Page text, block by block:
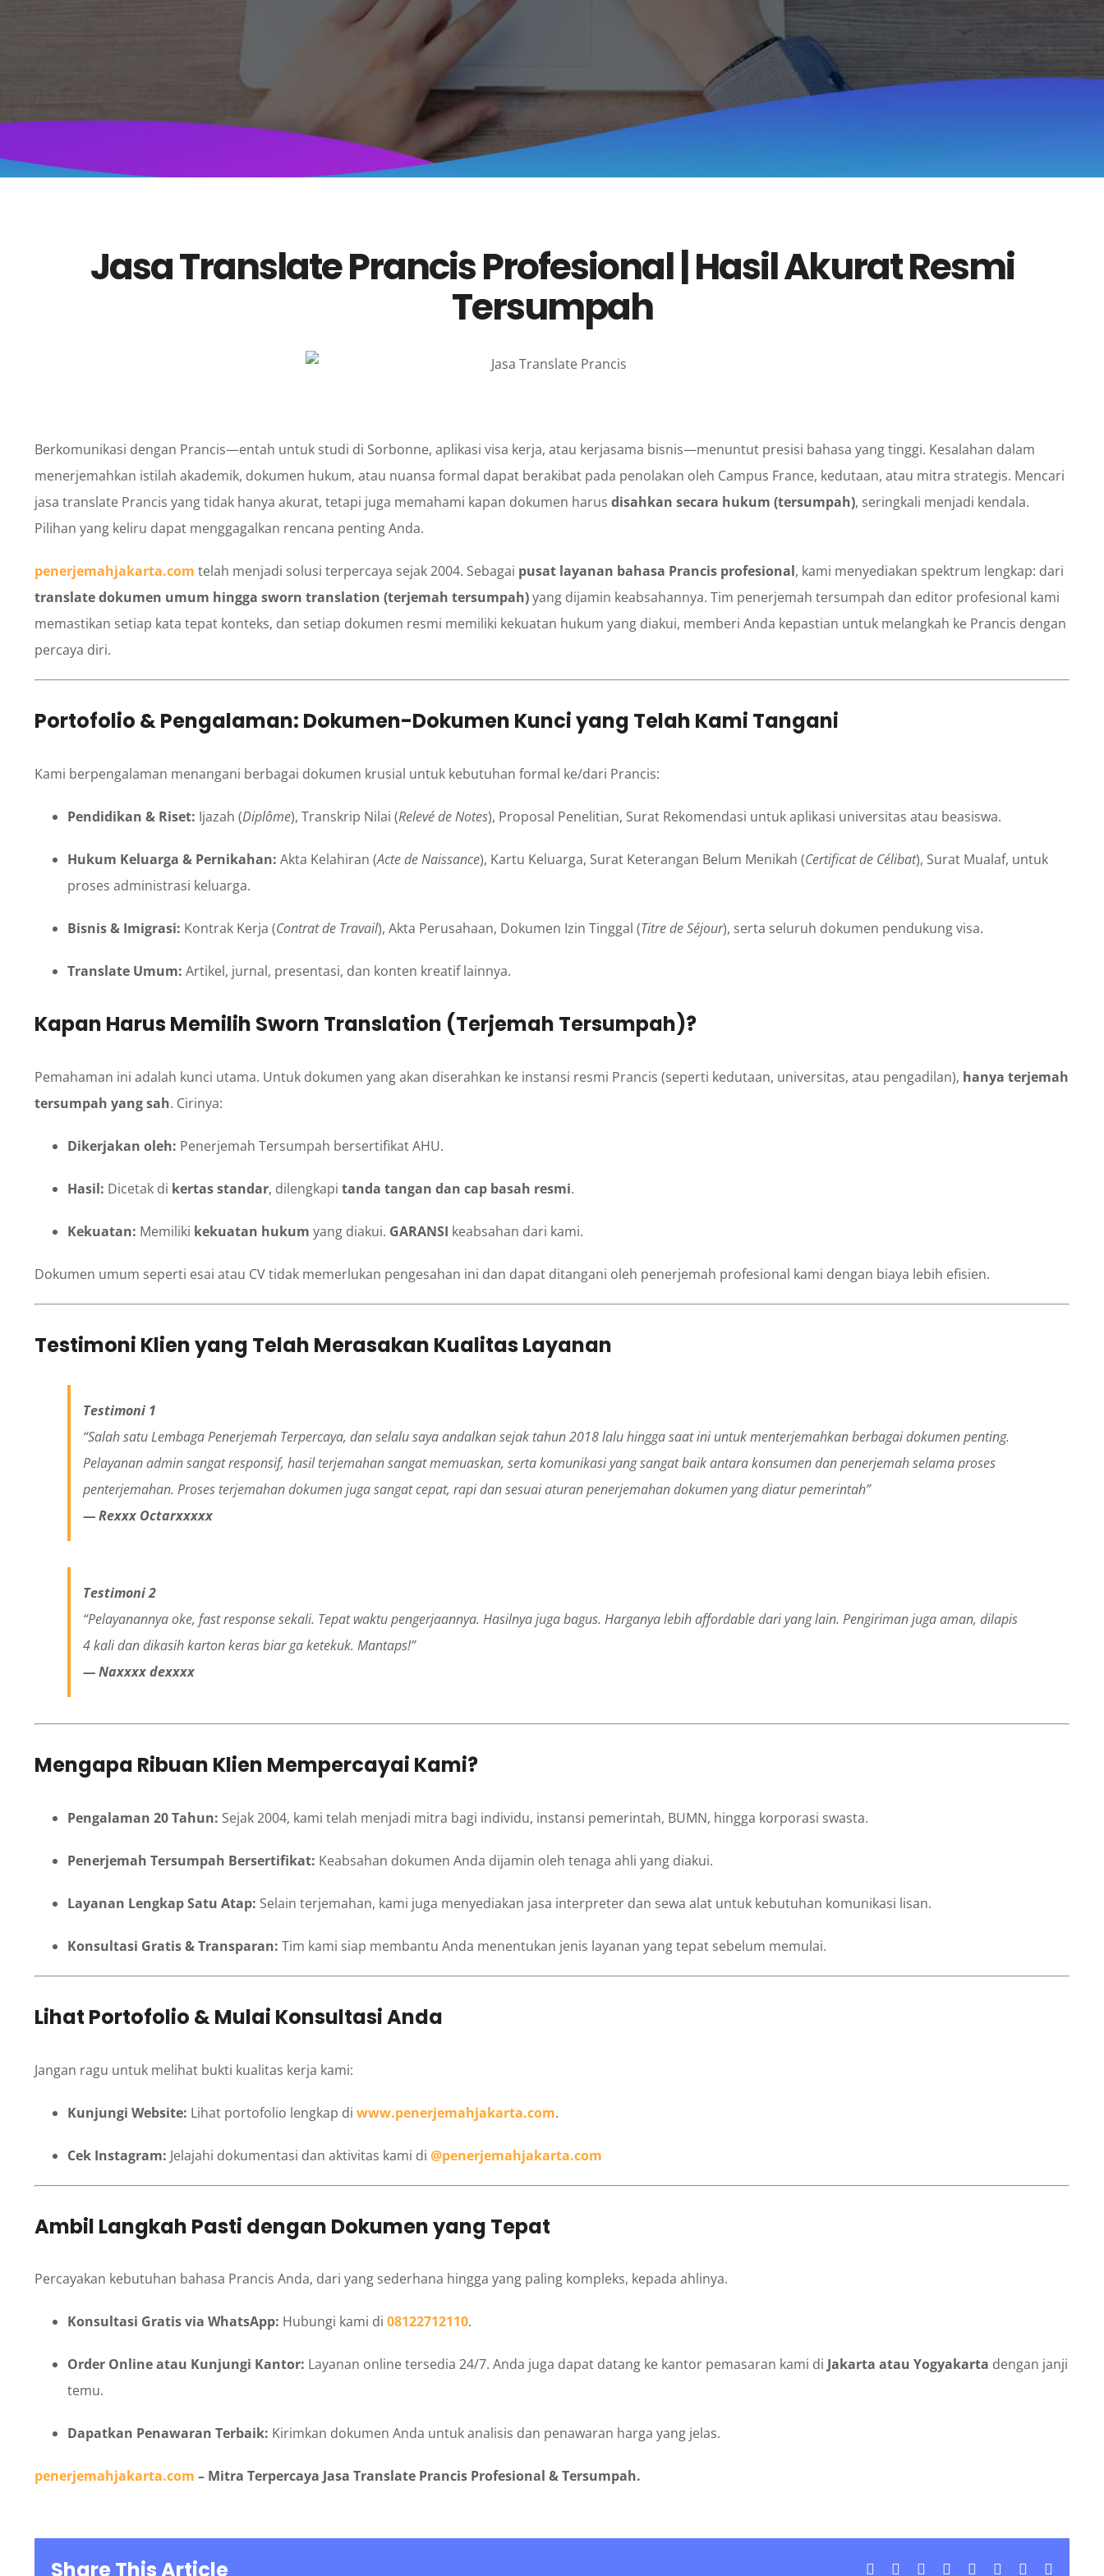
Jasa Translate Prancis Profesional | Hasil Akurat Resmi
Tersumpah
Berkomunikasi dengan Prancis—entah untuk studi di Sorbonne, aplikasi visa kerja, atau kerjasama bisnis—menuntut presisi bahasa yang tinggi. Kesalahan dalam
menerjemahkan istilah akademik, dokumen hukum, atau nuansa formal dapat berakibat pada penolakan oleh Campus France, kedutaan, atau mitra strategis. Mencari
jasa translate Prancis yang tidak hanya akurat, tetapi juga memahami kapan dokumen harus disahkan secara hukum (tersumpah), seringkali menjadi kendala.
Pilihan yang keliru dapat menggagalkan rencana penting Anda.
penerjemahjakarta.com telah menjadi solusi terpercaya sejak 2004. Sebagai pusat layanan bahasa Prancis profesional, kami menyediakan spektrum lengkap: dari
translate dokumen umum hingga sworn translation (terjemah tersumpah)yang dijamin keabsahannya. Tim penerjemah tersumpah dan editor profesional kami
memastikan setiap kata tepat konteks, dan setiap dokumen resmi memiliki kekuatan hukum yang diakui, memberi Anda kepastian untuk melangkah ke Prancis dengan
percaya diri.
Portofolio & Pengalaman: Dokumen-Dokumen Kunci yang Telah Kami Tangani
Kami berpengalaman menangani berbagai dokumen krusial untuk kebutuhan formal ke/dari Prancis:
Pendidikan & Riset: Ijazah (Diplôme), Transkrip Nilai (Relevé de Notes), Proposal Penelitian, Surat Rekomendasi untuk aplikasi universitas atau beasiswa.
Hukum Keluarga & Pernikahan: Akta Kelahiran (Acte de Naissance), Kartu Keluarga, Surat Keterangan Belum Menikah (Certificat de Célibat), Surat Mualaf, untuk
proses administrasi keluarga.
Bisnis & Imigrasi: Kontrak Kerja (Contrat de Travail), Akta Perusahaan, Dokumen Izin Tinggal (Titre de Séjour), serta seluruh dokumen pendukung visa.
Translate Umum: Artikel, jurnal, presentasi, dan konten kreatif lainnya.
Kapan Harus Memilih Sworn Translation (Terjemah Tersumpah)?
Pemahaman ini adalah kunci utama. Untuk dokumen yang akan diserahkan ke instansi resmi Prancis (seperti kedutaan, universitas, atau pengadilan), hanya terjemah
tersumpah yang sah. Cirinya:
Dikerjakan oleh: Penerjemah Tersumpah bersertifikat AHU.
Hasil: Dicetak di kertas standar, dilengkapi tanda tangan dan cap basah resmi.
Kekuatan: Memiliki kekuatan hukum yang diakui. GARANSI keabsahan dari kami.
Dokumen umum seperti esai atau CV tidak memerlukan pengesahan ini dan dapat ditangani oleh penerjemah profesional kami dengan biaya lebih efisien.
Testimoni Klien yang Telah Merasakan Kualitas Layanan
Testimoni 1
“Salah satu Lembaga Penerjemah Terpercaya, dan selalu saya andalkan sejak tahun 2018 lalu hingga saat ini untuk menterjemahkan berbagai dokumen penting.
Pelayanan admin sangat responsif, hasil terjemahan sangat memuaskan, serta komunikasi yang sangat baik antara konsumen dan penerjemah selama proses
penterjemahan. Proses terjemahan dokumen juga sangat cepat, rapi dan sesuai aturan penerjemahan dokumen yang diatur pemerintah”
— Rexxx Octarxxxxx
Testimoni 2
“Pelayanannya oke, fast response sekali. Tepat waktu pengerjaannya. Hasilnya juga bagus. Harganya lebih affordable dari yang lain. Pengiriman juga aman, dilapis
4 kali dan dikasih karton keras biar ga ketekuk. Mantaps!”
— Naxxxx dexxxx
Mengapa Ribuan Klien Mempercayai Kami?
Pengalaman 20 Tahun: Sejak 2004, kami telah menjadi mitra bagi individu, instansi pemerintah, BUMN, hingga korporasi swasta.
Penerjemah Tersumpah Bersertifikat: Keabsahan dokumen Anda dijamin oleh tenaga ahli yang diakui.
Layanan Lengkap Satu Atap: Selain terjemahan, kami juga menyediakan jasa interpreter dan sewa alat untuk kebutuhan komunikasi lisan.
Konsultasi Gratis & Transparan: Tim kami siap membantu Anda menentukan jenis layanan yang tepat sebelum memulai.
Lihat Portofolio & Mulai Konsultasi Anda
Jangan ragu untuk melihat bukti kualitas kerja kami:
Kunjungi Website: Lihat portofolio lengkap di www.penerjemahjakarta.com.
Cek Instagram: Jelajahi dokumentasi dan aktivitas kami di @penerjemahjakarta.com
Ambil Langkah Pasti dengan Dokumen yang Tepat
Percayakan kebutuhan bahasa Prancis Anda, dari yang sederhana hingga yang paling kompleks, kepada ahlinya.
Konsultasi Gratis via WhatsApp: Hubungi kami di 08122712110.
Order Online atau Kunjungi Kantor: Layanan online tersedia 24/7. Anda juga dapat datang ke kantor pemasaran kami di Jakarta atau Yogyakarta dengan janji
temu.
Dapatkan Penawaran Terbaik: Kirimkan dokumen Anda untuk analisis dan penawaran harga yang jelas.
penerjemahjakarta.com – Mitra Terpercaya Jasa Translate Prancis Profesional & Tersumpah.
Share This Article Facebook LinkedInWhatsApp
TumblrPinterest